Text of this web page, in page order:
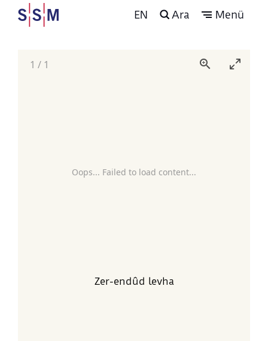
EN Ara Menü
Oops... Failed to load content...
1 / 1
Zer-endûd levha